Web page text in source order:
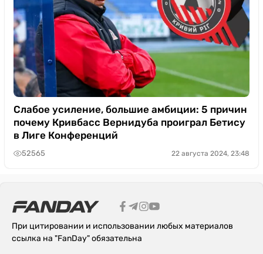
Слабое усиление, большие амбиции: 5 причин
почему Кривбасс Вернидуба проиграл Бетису
в Лиге Конференций
52565 22 августа 2024, 23:48
При цитировании и использовании любых материалов
ссылка на "FanDay" обязательна